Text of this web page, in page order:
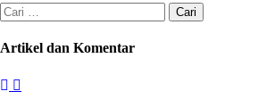
Cari
untuk:
Artikel dan Komentar